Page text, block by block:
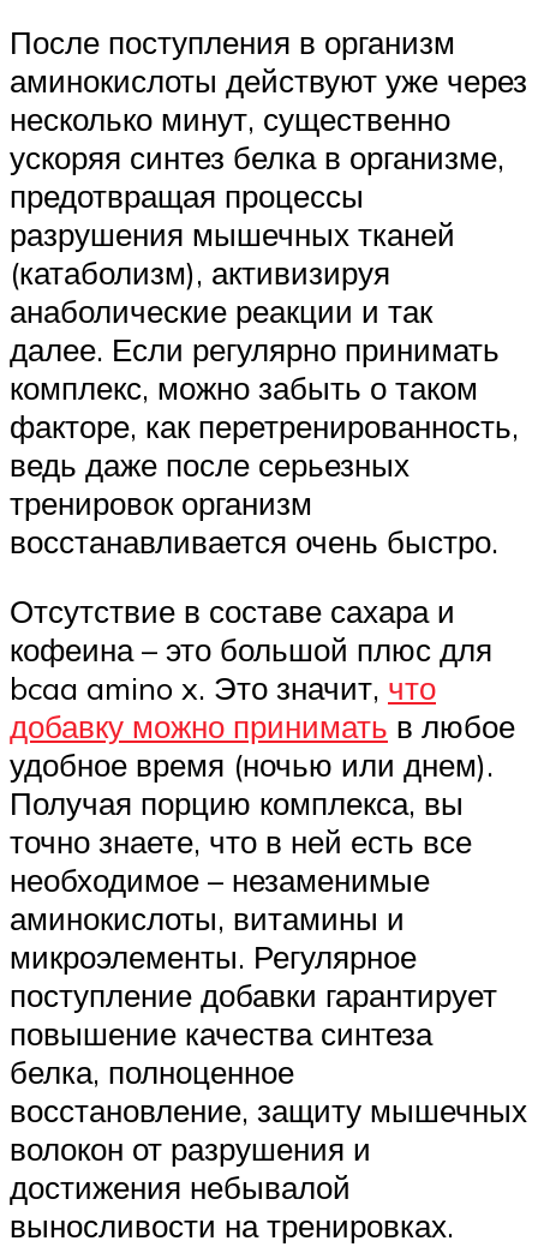
После поступления в организм
аминокислоты действуют уже через
несколько минут, существенно
ускоряя синтез белка в организме,
предотвращая процессы
разрушения мышечных тканей
(катаболизм), активизируя
анаболические реакции и так
далее. Если регулярно принимать
комплекс, можно забыть о таком
факторе, как перетренированность,
ведь даже после серьезных
тренировок организм
восстанавливается очень быстро.
Отсутствие в составе сахара и
кофеина – это большой плюс для
bcaa amino x. Это значит, что
добавку можно принимать в любое
удобное время (ночью или днем).
Получая порцию комплекса, вы
точно знаете, что в ней есть все
необходимое – незаменимые
аминокислоты, витамины и
микроэлементы. Регулярное
поступление добавки гарантирует
повышение качества синтеза
белка, полноценное
восстановление, защиту мышечных
волокон от разрушения и
достижения небывалой
выносливости на тренировках.